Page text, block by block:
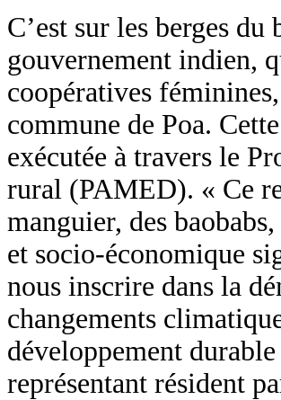
C’est sur les berges
gouvernement indien,
coopératives
commune de Poa.
exécutée à travers le
rural (PAMED). « Ce
manguier, des
et socio-économique
nous inscrire dans la
changements
développement
représentant résident